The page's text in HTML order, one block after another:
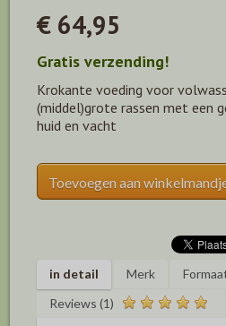
€ 64,95
Gratis verzending!
Krokante voeding voor
(middel)grote rassen met een
huid en vacht
Toevoegen aan
in detail Merk
Reviews (1)